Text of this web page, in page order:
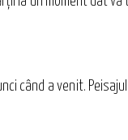
când a venit.